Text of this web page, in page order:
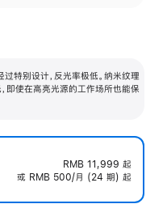
特别设计，反光率极低。纳米纹理
即使在高亮光源的工作场所也能保
RMB 11,999 起
或 RMB 500/月 (24 期) 起